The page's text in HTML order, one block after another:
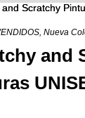
, Nueva
and